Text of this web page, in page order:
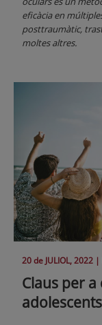
eficàcia en
posttraumàtic,
moltes altres.
20 de JULIOL, 2022 |
Claus per